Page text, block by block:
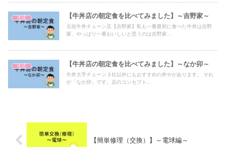
生活 【牛丼店の朝定食を比べてみました】～吉野家～
元祖牛丼チェーン店【吉野家】私も一番最初に食べた牛丼は吉野
家、やっぱり一番おいしいと思うのは吉野家...
生活 【牛丼店の朝定食を比べてみました】～なか卯～
牛丼大手チェーン３社以外にもおすすめの丼やがあります。 それ
が「なか卯」です。店のコンセプト...
【簡単修理（交換）】～電球編～